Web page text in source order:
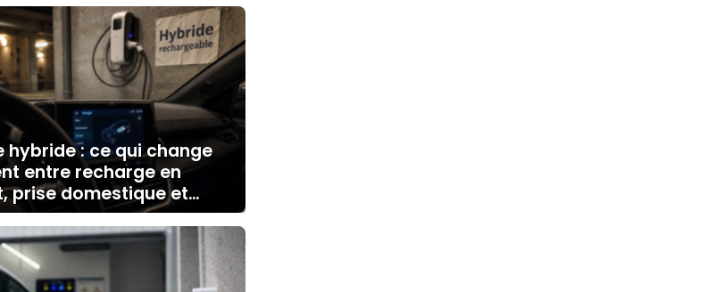
hybride : ce qui change
entre recharge en
prise domestique et